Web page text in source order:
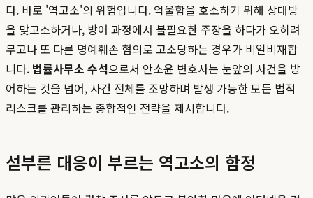
다. 바로 '역고소'의 위험입니다. 억울함을 호소하기 위해 상대방
을 맞고소하거나, 방어 과정에서 불필요한 주장을 하다가 오히려
무고나 또 다른 명예훼손 혐의로 고소당하는 경우가 비일비재합
니다. 법률사무소 수석으로서 안소윤 변호사는 눈앞의 사건을 방
어하는 것을 넘어, 사건 전체를 조망하며 발생 가능한 모든 법적
리스크를 관리하는 종합적인 전략을 제시합니다.
섣부른 대응이 부르는 역고소의 함정